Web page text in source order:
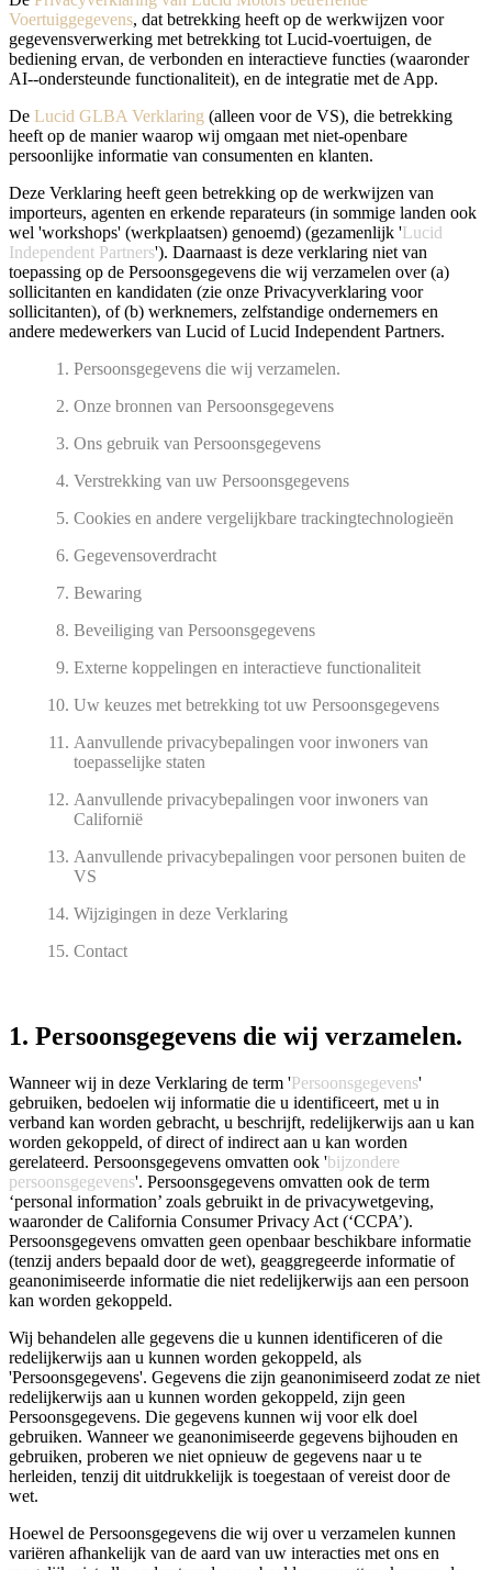
Voertuiggegevens, dat betrekking heeft op de werkwijzen voor
gegevensverwerking met betrekking tot Lucid-voertuigen, de
bediening ervan, de verbonden en interactieve functies (waaronder
AI‑-ondersteunde functionaliteit), en de integratie met de App.
De Lucid GLBA Verklaring (alleen voor de VS), die betrekking
heeft op de manier waarop wij omgaan met niet-openbare
persoonlijke informatie van consumenten en klanten.
Deze Verklaring heeft geen betrekking op de werkwijzen van
importeurs, agenten en erkende reparateurs (in sommige landen ook
wel 'workshops' (werkplaatsen) genoemd) (gezamenlijk 'Lucid
Independent Partners'). Daarnaast is deze verklaring niet van
toepassing op de Persoonsgegevens die wij verzamelen over (a)
sollicitanten en kandidaten (zie onze Privacyverklaring voor
sollicitanten), of (b) werknemers, zelfstandige ondernemers en
andere medewerkers van Lucid of Lucid Independent Partners.
Persoonsgegevens die wij verzamelen.
Onze bronnen van Persoonsgegevens
Ons gebruik van Persoonsgegevens
Verstrekking van uw Persoonsgegevens
Cookies en andere vergelijkbare trackingtechnologieën
Gegevensoverdracht
Bewaring
Beveiliging van Persoonsgegevens
Externe koppelingen en interactieve functionaliteit
Uw keuzes met betrekking tot uw Persoonsgegevens
Aanvullende privacybepalingen voor inwoners van
toepasselijke staten
Aanvullende privacybepalingen voor inwoners van
Californië
Aanvullende privacybepalingen voor personen buiten de
VS
Wijzigingen in deze Verklaring
Contact
1. Persoonsgegevens die wij verzamelen.
Wanneer wij in deze Verklaring de term 'Persoonsgegevens'
gebruiken, bedoelen wij informatie die u identificeert, met u in
verband kan worden gebracht, u beschrijft, redelijkerwijs aan u kan
worden gekoppeld, of direct of indirect aan u kan worden
gerelateerd. Persoonsgegevens omvatten ook 'bijzondere
persoonsgegevens'. Persoonsgegevens omvatten ook de term
‘personal information’ zoals gebruikt in de privacywetgeving,
waaronder de California Consumer Privacy Act (‘CCPA’).
Persoonsgegevens omvatten geen openbaar beschikbare informatie
(tenzij anders bepaald door de wet), geaggregeerde informatie of
geanonimiseerde informatie die niet redelijkerwijs aan een persoon
kan worden gekoppeld.
Wij behandelen alle gegevens die u kunnen identificeren of die
redelijkerwijs aan u kunnen worden gekoppeld, als
'Persoonsgegevens'. Gegevens die zijn geanonimiseerd zodat ze niet
redelijkerwijs aan u kunnen worden gekoppeld, zijn geen
Persoonsgegevens. Die gegevens kunnen wij voor elk doel
gebruiken. Wanneer we geanonimiseerde gegevens bijhouden en
gebruiken, proberen we niet opnieuw de gegevens naar u te
herleiden, tenzij dit uitdrukkelijk is toegestaan of vereist door de
wet.
Hoewel de Persoonsgegevens die wij over u verzamelen kunnen
variëren afhankelijk van de aard van uw interacties met ons en